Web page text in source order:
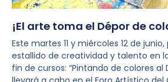
¡El arte toma el Dépor de
Este martes 11 y miércoles 12 de
estallido de creatividad y talento en
fin de cursos: “Pintando de colores al